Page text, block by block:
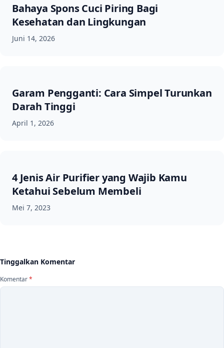
Bahaya Spons Cuci Piring Bagi
Kesehatan dan Lingkungan
Juni 14, 2026
Garam Pengganti: Cara Simpel Turunkan
Darah Tinggi
April 1, 2026
4 Jenis Air Purifier yang Wajib Kamu
Ketahui Sebelum Membeli
Mei 7, 2023
Tinggalkan Komentar
Komentar*